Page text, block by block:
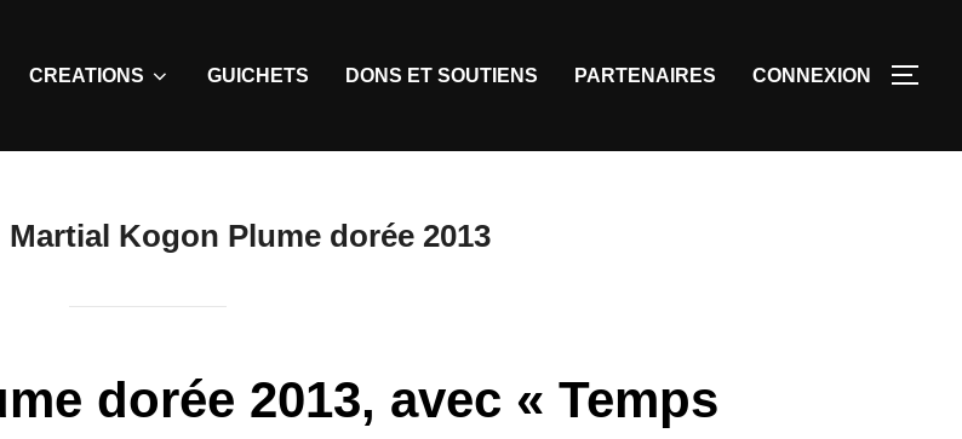
CREATIONS GUICHETS DONS ET SOUTIENS PARTENAIRES CONNEXION
Martial Kogon Plume dorée 2013
dorée 2013, avec « Temps